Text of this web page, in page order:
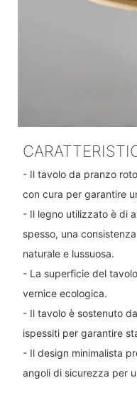
- Il tavolo da pranzo
con cura per garantire
- Il legno utilizzato è di
spesso, una
naturale e lussuosa.
- La superficie del
vernice ecologica.
- Il tavolo è sostenuto
ispessiti per garantire
- Il design minimalista
angoli di sicurezza per